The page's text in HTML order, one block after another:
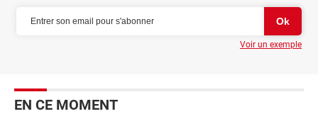
Voir un exemple
EN CE MOMENT